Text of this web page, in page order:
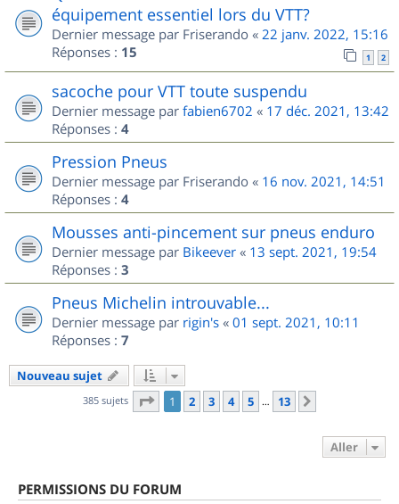
équipement essentiel lors du VTT?
Dernier message par Friserando « 22 janv. 2022, 15:16
Réponses : 15 1 2
sacoche pour VTT toute suspendu
Dernier message par fabien6702 « 17 déc. 2021, 13:42
Réponses : 4
Pression Pneus
Dernier message par Friserando « 16 nov. 2021, 14:51
Réponses : 4
Mousses anti-pincement sur pneus enduro
Dernier message par Bikeever « 13 sept. 2021, 19:54
Réponses : 3
Pneus Michelin introuvable...
Dernier message par rigin's « 01 sept. 2021, 10:11
Réponses : 7
Nouveau sujet
385 sujets Page 1sur
1 2 3 4 5 … 13
Aller
PERMISSIONS DU FORUM